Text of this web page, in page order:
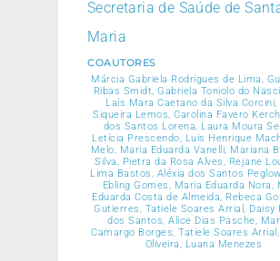
Secretaria de Saúde de
Maria
COAUTORES
Márcia Gabriela Rodrigues de Lima,
Ribas Smidt, Gabriela Toniolo do
Laís Mara Caetano da Silva Corcini,
Siqueira Lemos, Carolina Favero
dos Santos Lorena, Laura Moura
Letícia Prescendo, Luis Henrique
Melo, Maria Eduarda Vanelli, Mariana
Silva, Pietra da Rosa Alves, Rejane
Lima Bastos, Aléxia dos Santos
Ebling Gomes, Maria Eduarda Nora,
Eduarda Costa de Almeida, Rebeca
Gutierres, Tatiele Soares Arrial, Daisy
dos Santos, Alice Dias Pasche,
Camargo Borges, Tatiele Soares
Oliveira, Luana Menezes